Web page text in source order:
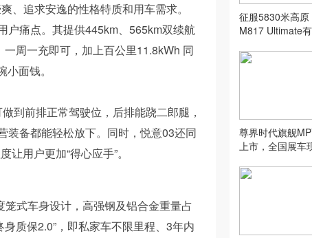
、追求安逸的性格特质和用车需求。
户痛点。其提供445km、565km双续航
周一充即可，加上百公里11.8kWh 同
面钱。
到前排正常驾驶位，后排能跷二郎腿，
装备都能轻松放下。同时，悦意03还同
用户更加“得心应手”。
式车身设计，高强钢及铝合金重量占
质保2.0”，即私家车不限里程、3年内
征服5830米高原
M817 Ultimate
#猛士M817Ult
尊界时代旗舰
上市，全国展车